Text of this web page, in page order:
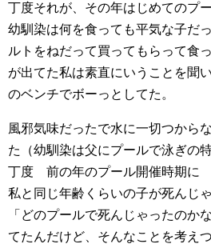
丁度それが、その年はじめてのプー
幼馴染は何を食っても平気な子だ
ルトをねだって買ってもらって食
が出てた私は素直にいうことを聞
のベンチでボーっとしてた。
風邪気味だったで水に一切つから
た（幼馴染は父にプールで泳ぎの
丁度 前の年のプール開催時期に
私と同じ年齢くらいの子が死んじ
「どのプールで死んじゃったのか
てたんだけど、そんなことを考え